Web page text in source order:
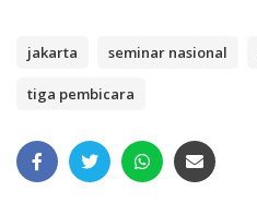
jakarta seminar nasional
tiga pembicara